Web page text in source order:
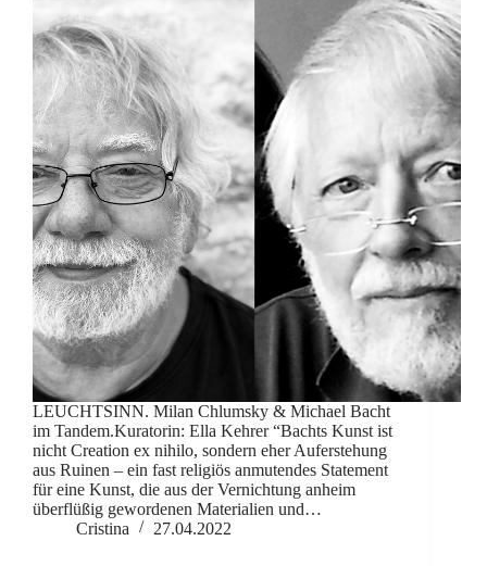
LEUCHTSINN. Milan Chlumsky & Michael Bacht
im Tandem.Kuratorin: Ella Kehrer “Bachts Kunst ist
nicht Creation ex nihilo, sondern eher Auferstehung
aus Ruinen – ein fast religiös anmutendes Statement
für eine Kunst, die aus der Vernichtung anheim
überflüßig gewordenen Materialien und…
Cristina
27.04.2022